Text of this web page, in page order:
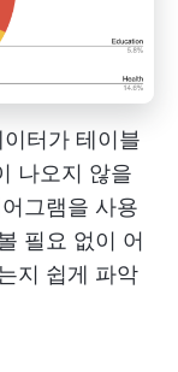
터가 테이블
나오지 않을
그램을 사용
필요 없이 어
지 쉽게 파악